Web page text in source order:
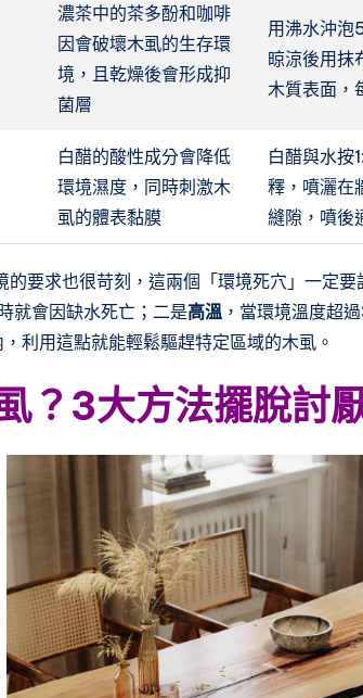
濃茶中的茶多酚和咖啡
因會破壞木虱的生存環
境，且乾燥後會形成抑
菌層
用沸水沖泡
晾涼後用抹
木質表面，
白醋的酸性成分會降低
環境濕度，同時刺激木
虱的體表黏膜
白醋與水按
釋，噴灑在
縫隙，噴後
的要求也很苛刻，這兩個「環境死穴」一定要
就會因缺水死亡；二是高溫 ，當環境溫度超
利用這點就能輕鬆驅趕特定區域的木虱。
？3大方法擺脫討